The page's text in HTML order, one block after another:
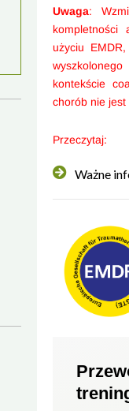
Uwaga:
kompletności
użyciu EMDR,
kontekście
chorób nie
Przeczytaj:
Ważne